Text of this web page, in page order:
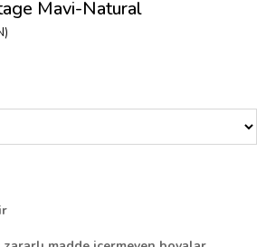
Mavi-Natural